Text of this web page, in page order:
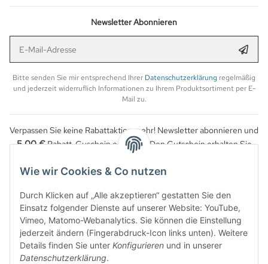
Wie wir Cookies & Co nutzen
Durch Klicken auf „Alle akzeptieren“ gestatten Sie den
Einsatz folgender Dienste auf unserer Website: YouTube,
Vimeo, Matomo-Webanalytics. Sie können die Einstellung
jederzeit ändern (Fingerabdruck-Icon links unten). Weitere
Details finden Sie unter Konfigurieren und in unserer
Datenschutzerklärung.
Newsletter Abonnieren
Bitte senden Sie mir entsprechend Ihrer Datenschutzerklärung regelmäßig
und jederzeit widerruflich Informationen zu Ihrem Produktsortiment per E-
Mail zu.
Verpassen Sie keine Rabattaktion mehr! Newsletter abonnieren und
5,00 €Rabatt-Guschein erhalten. Den Gutschein erhalten Sie
per Email nach der erfolgreichen Bestätigung Ihrer Email-Adresse.